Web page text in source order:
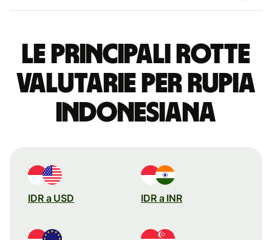
Le principali rotte
valutarie per rupia
indonesiana
IDR a USD IDR a INR